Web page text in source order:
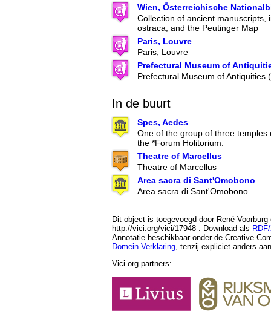
Wien, Österreichische
Collection of ancient manuscripts,
ostraca, and the Peutinger Map
Paris, Louvre
Paris, Louvre
Prefectural Museum of
Prefectural Museum of Antiquities
In de buurt
Spes, Aedes
One of the group of three temples
the *Forum Holitorium.
Theatre of Marcellus
Theatre of Marcellus
Area sacra di Sant'Omobono
Area sacra di Sant'Omobono
Dit object is toegevoegd door René
http://vici.org/vici/17948 . Download als
Annotatie beschikbaar onder de Creative
Domein Verklaring, tenzij expliciet anders
Vici.org partners: